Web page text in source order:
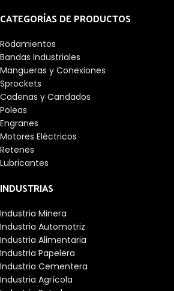
CATEGORÍAS DE PRODUCTOS
Rodamientos
Bandas Industriales
Mangueras y Conexiones
Sprockets
Cadenas y Candados
Poleas
Engranes
Motores Eléctricos
Retenes
Lubricantes
INDUSTRIAS
Industria Minera
Industria Automotriz
Industria Alimentaria
Industria Papelera
Industria Cementera
Industria Agrícola